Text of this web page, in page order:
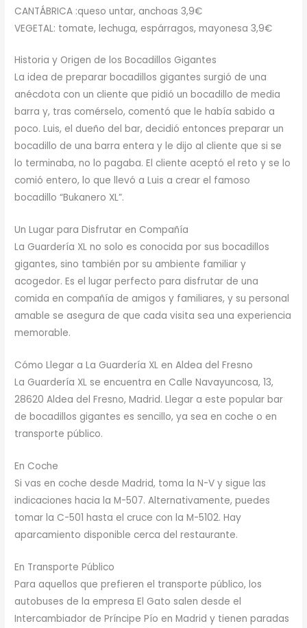
CANTÁBRICA :queso untar, anchoas 3,9€
VEGETAL: tomate, lechuga, espárragos, mayonesa 3,9€
Historia y Origen de los Bocadillos Gigantes
La idea de preparar bocadillos gigantes surgió de una
anécdota con un cliente que pidió un bocadillo de media
barra y, tras comérselo, comentó que le había sabido a
poco. Luis, el dueño del bar, decidió entonces preparar un
bocadillo de una barra entera y le dijo al cliente que si se
lo terminaba, no lo pagaba. El cliente aceptó el reto y se lo
comió entero, lo que llevó a Luis a crear el famoso
bocadillo “Bukanero XL”.
Un Lugar para Disfrutar en Compañía
La Guardería XL no solo es conocida por sus bocadillos
gigantes, sino también por su ambiente familiar y
acogedor. Es el lugar perfecto para disfrutar de una
comida en compañía de amigos y familiares, y su personal
amable se asegura de que cada visita sea una experiencia
memorable.
Cómo Llegar a La Guardería XL en Aldea del Fresno
La Guardería XL se encuentra en Calle Navayuncosa, 13,
28620 Aldea del Fresno, Madrid. Llegar a este popular bar
de bocadillos gigantes es sencillo, ya sea en coche o en
transporte público.
En Coche
Si vas en coche desde Madrid, toma la N-V y sigue las
indicaciones hacia la M-507. Alternativamente, puedes
tomar la C-501 hasta el cruce con la M-5102. Hay
aparcamiento disponible cerca del restaurante.
En Transporte Público
Para aquellos que prefieren el transporte público, los
autobuses de la empresa El Gato salen desde el
Intercambiador de Príncipe Pío en Madrid y tienen paradas